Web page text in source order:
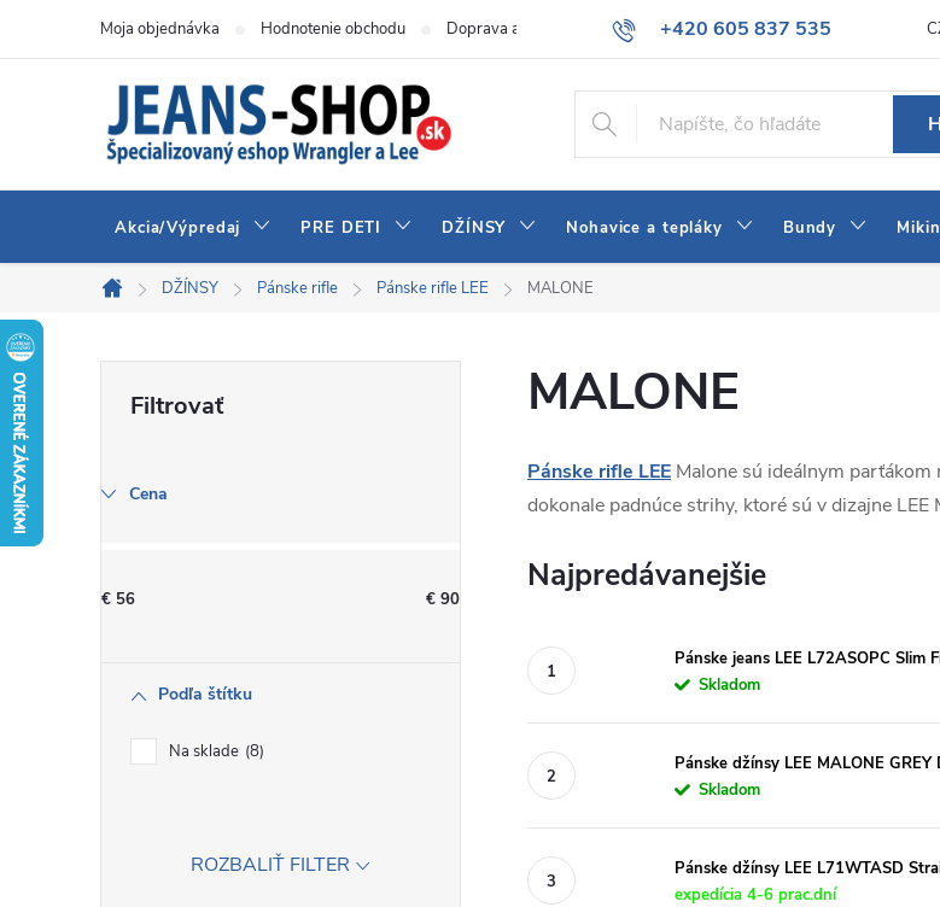
+420 605 837 535
info@jeans-shop.sk
Moja objednávka Hodnotenie obchodu Doprava a platba Všeobecné obchodné podmienky Ako
Akcia/Výpredaj PRE DETI DŽÍNSY Nohavice a tepláky Bundy
Domov
DŽÍNSY Pánske rifle Pánske rifle LEE MALONE
č Cena
€ 56 € 90
Podľa štítku
Na sklade 8
ROZBALIŤ FILTER
MALONE
Pánske rifle LEE Malone sú ideálnym parťákom
dokonale padnúce strihy, ktoré sú v dizajne LEE
Najpredávanejšie
Pánske jeans LEE L72ASOPC Slim
Skladom
Pánske džínsy LEE MALONE
Skladom
Pánske džínsy LEE L71WTASD
expedícia 4-6 prac.dní